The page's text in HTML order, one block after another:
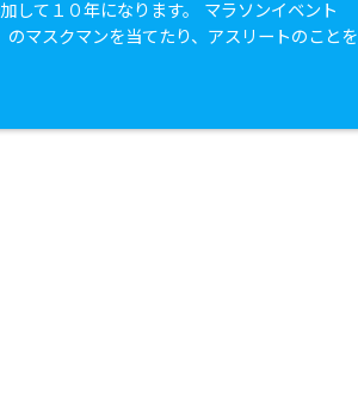
して１０年になります。 マラソンイベント
マスクマンを当てたり、アスリートのことを